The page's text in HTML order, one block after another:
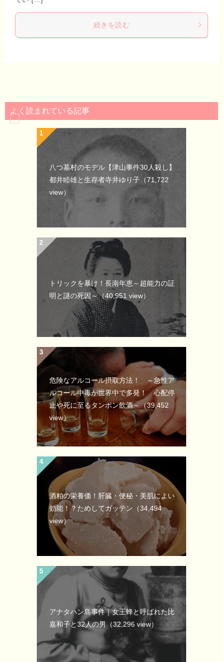
続きを読む
よく読まれている記事
八つ墓村のモデル【津山事件30人殺し】
都井睦雄と生存者寺井ゆり子 （71,722
view）
トリックを暴け！長南年恵～超能力の証
明と謎の死因～（40,951 view）
危険なアルコール摂取方法！ ～急性ア
ルコール中毒が世界中で多発！ 心配停
止や死に至るタンポン飲酒～（39,452
view）
酒粕の栄養価！肝臓・便秘・美肌によい
効能！？ためしてガッテン （34,494
view）
アナタハン島事件｜女王蜂と呼ばれた比
嘉和子と32人の男（32,296 view）